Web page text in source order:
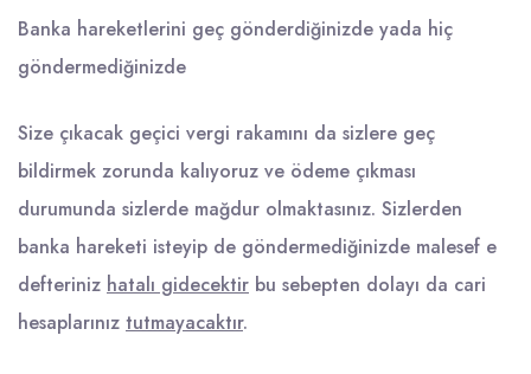
Banka hareketlerini geç gönderdiğinizde yada hiç
göndermediğinizde
Size çıkacak geçici vergi rakamını da sizlere geç
bildirmek zorunda kalıyoruz ve ödeme çıkması
durumunda sizlerde mağdur olmaktasınız. Sizlerden
banka hareketi isteyip de göndermediğinizde malesef e
defteriniz hatalı gidecektir bu sebepten dolayı da cari
hesaplarınız tutmayacaktır.